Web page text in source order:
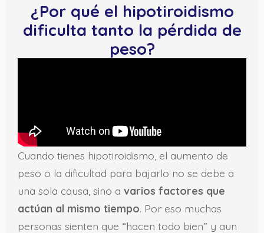
¿Por qué el hipotiroidismo
dificulta tanto la pérdida de
peso?
Cuando tienes hipotiroidismo, el aumento de
peso o la dificultad para bajarlo no se debe a
una sola causa, sino a varios factores que
actúan al mismo tiempo. Por eso muchas
personas sienten que “hacen todo bien” y aun